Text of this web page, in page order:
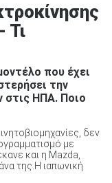
Τι
που έχει
την
στις ΗΠΑ. Ποιο
δεν
με
και η Mazda,
της.Η ιαπωνική